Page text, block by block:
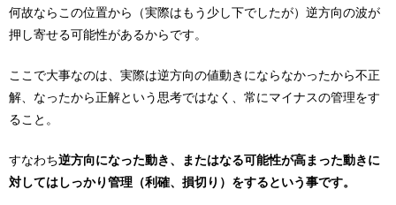
何故ならこの位置から（実際はもう少し下でしたが）逆方向の波が
押し寄せる可能性があるからです。
ここで大事なのは、実際は逆方向の値動きにならなかったから不正
解、なったから正解という思考ではなく、常にマイナスの管理をす
ること。
すなわち逆方向になった動き、またはなる可能性が高まった動きに
対してはしっかり管理（利確、損切り）をするという事です。